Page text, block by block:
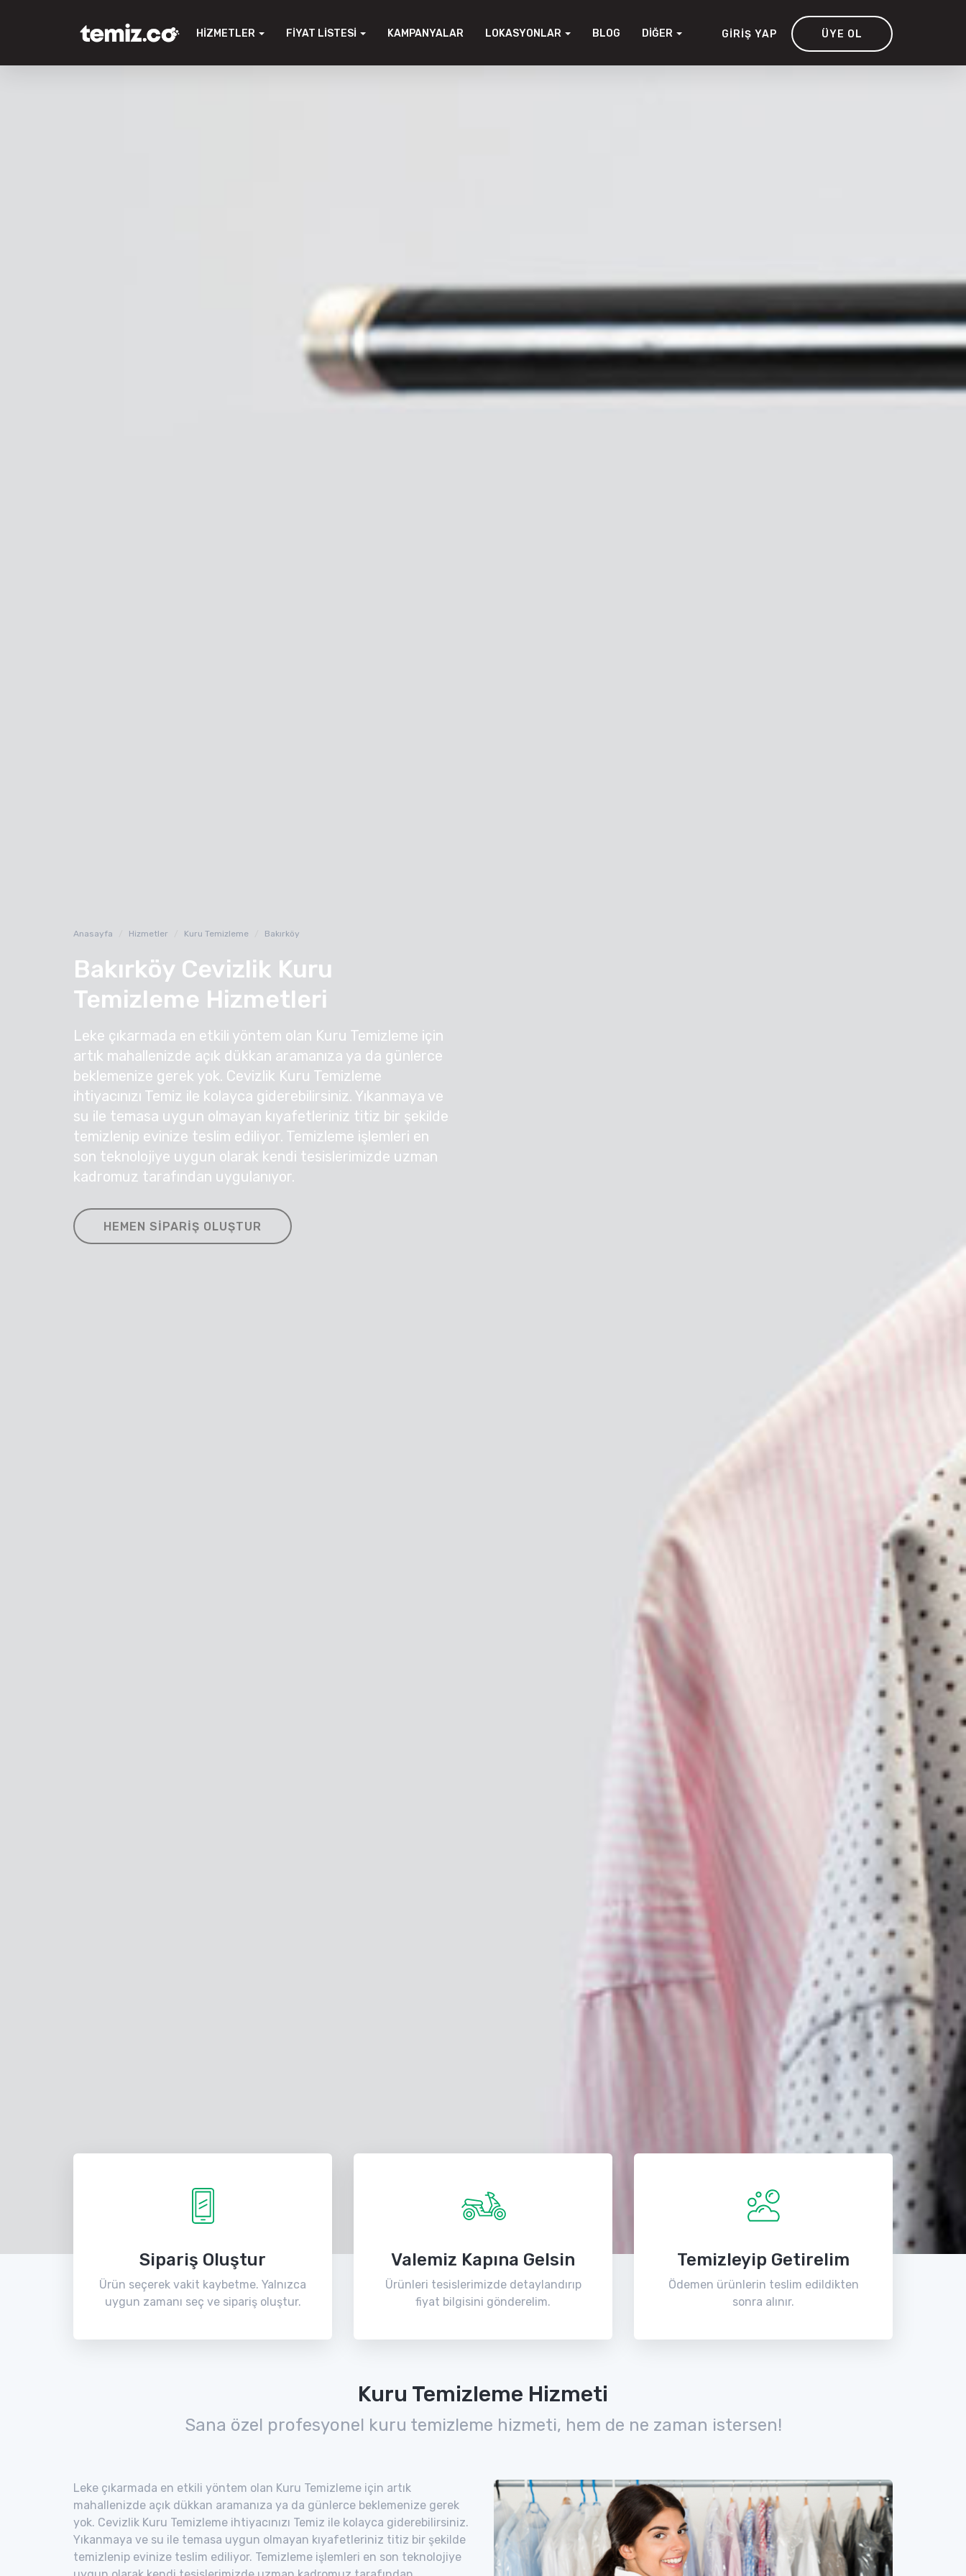
HIZMETLER FIYAT LISTESI KAMPANYALAR LOKASYONLAR BLOG DIĞER GIRIŞ YAP ÜYE OL
Anasayfa Hizmetler Kuru Temizleme Bakırköy
Bakırköy Cevizlik Kuru
Temizleme Hizmetleri
Leke çıkarmada en etkili yöntem olan Kuru Temizleme için
artık mahallenizde açık dükkan aramanıza ya da günlerce
beklemenize gerek yok. Cevizlik Kuru Temizleme
ihtiyacınızı Temiz ile kolayca giderebilirsiniz. Yıkanmaya ve
su ile temasa uygun olmayan kıyafetleriniz titiz bir şekilde
temizlenip evinize teslim ediliyor. Temizleme işlemleri en
son teknolojiye uygun olarak kendi tesislerimizde uzman
kadromuz tarafından uygulanıyor.
HEMEN SIPARIŞ OLUŞTUR
Sipariş Oluştur
Ürün seçerek vakit kaybetme. Yalnızca
uygun zamanı seç ve sipariş oluştur.
Valemiz Kapına Gelsin
Ürünleri tesislerimizde detaylandırıp
fiyat bilgisini gönderelim.
Temizleyip Getirelim
Ödemen ürünlerin teslim edildikten
sonra alınır.
Kuru Temizleme Hizmeti
Sana özel profesyonel kuru temizleme hizmeti, hem de ne zaman istersen!
Leke çıkarmada en etkili yöntem olan Kuru Temizleme için artık
mahallenizde açık dükkan aramanıza ya da günlerce beklemenize gerek
yok. Cevizlik Kuru Temizleme ihtiyacınızı Temiz ile kolayca giderebilirsiniz.
Yıkanmaya ve su ile temasa uygun olmayan kıyafetleriniz titiz bir şekilde
temizlenip evinize teslim ediliyor. Temizleme işlemleri en son teknolojiye